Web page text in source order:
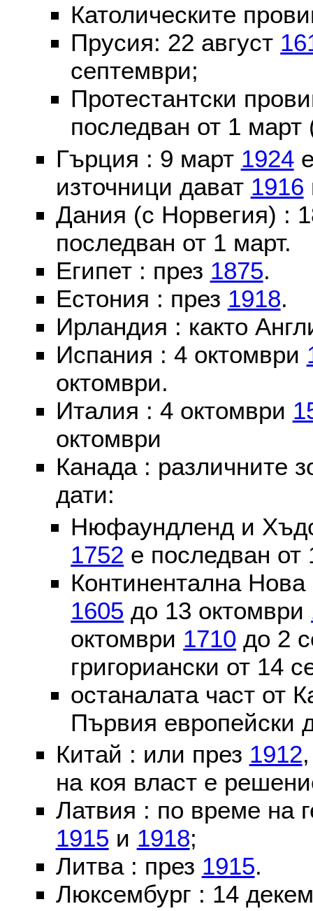
Католическите
Прусия: 22 август
септември;
Протестантски
последван от 1 март
Гърция : 9 март 1924е
източници дават 1916
Дания (с Норвегия) :
последван от 1 март.
Египет : през 1875.
Естония : през 1918.
Ирландия : както
Испания : 4 октомври
октомври.
Италия : 4 октомври
октомври
Канада : различните
дати:
Нюфаундленд и
1752 е последван от
Континентална
1605 до 13 октомври
октомври 1710 до 2
григориански от 14
останалата част от
Първия европейски
Китай : или през 1912
на коя власт е
Латвия : по време на
1915 и 1918;
Литва : през 1915.
Люксембург : 14